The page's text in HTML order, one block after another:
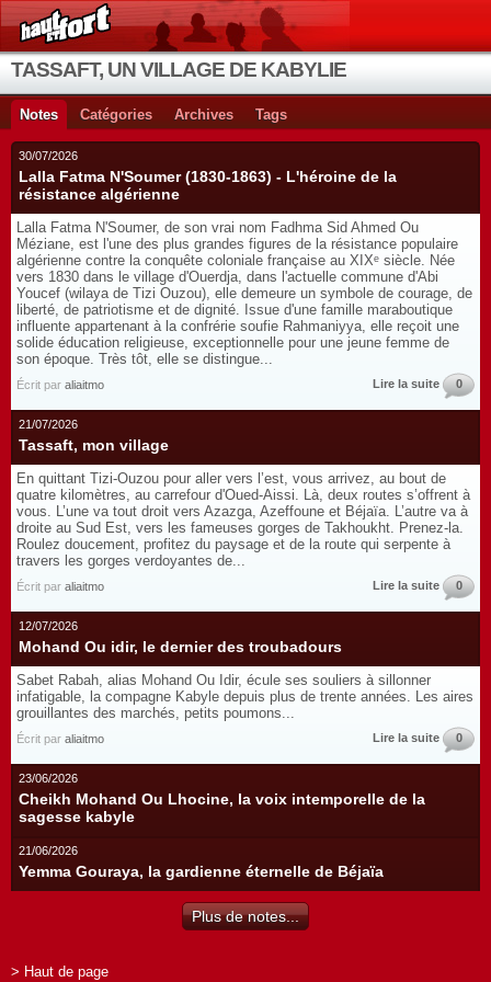
TASSAFT, UN VILLAGE DE KABYLIE
Notes Catégories Archives Tags
30/07/2026
Lalla Fatma N'Soumer (1830-1863) - L'héroine de la
résistance algérienne
Lalla Fatma N'Soumer, de son vrai nom Fadhma Sid Ahmed Ou
Méziane, est l'une des plus grandes figures de la résistance populaire
algérienne contre la conquête coloniale française au XIXᵉ siècle. Née
vers 1830 dans le village d'Ouerdja, dans l'actuelle commune d'Abi
Youcef (wilaya de Tizi Ouzou), elle demeure un symbole de courage, de
liberté, de patriotisme et de dignité. Issue d'une famille maraboutique
influente appartenant à la confrérie soufie Rahmaniyya, elle reçoit une
solide éducation religieuse, exceptionnelle pour une jeune femme de
son époque. Très tôt, elle se distingue...
Écrit par aliaitmo Lire la suite 0
21/07/2026
Tassaft, mon village
En quittant Tizi-Ouzou pour aller vers l’est, vous arrivez, au bout de
quatre kilomètres, au carrefour d'Oued-Aissi. Là, deux routes s’offrent à
vous. L’une va tout droit vers Azazga, Azeffoune et Béjaïa. L’autre va à
droite au Sud Est, vers les fameuses gorges de Takhoukht. Prenez-la.
Roulez doucement, profitez du paysage et de la route qui serpente à
travers les gorges verdoyantes de...
Écrit par aliaitmo Lire la suite 0
12/07/2026
Mohand Ou idir, le dernier des troubadours
Sabet Rabah, alias Mohand Ou Idir, écule ses souliers à sillonner
infatigable, la compagne Kabyle depuis plus de trente années. Les aires
grouillantes des marchés, petits poumons...
Écrit par aliaitmo Lire la suite 0
23/06/2026
Cheikh Mohand Ou Lhocine, la voix intemporelle de la
sagesse kabyle
21/06/2026
Yemma Gouraya, la gardienne éternelle de Béjaïa
Plus de notes...
> Haut de page